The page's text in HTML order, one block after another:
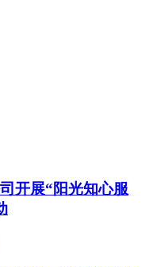
开展“阳光知心服